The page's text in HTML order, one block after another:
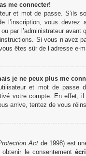
me connecter!
et mot de passe.
l’inscription, vous
par l’administrateur
Si vous n’avez
êtes sûr de l’adresse e-
je ne peux plus me
et mot de
votre compte. En effet,
arrive, tentez de vous
Act de 1998) est
le consentement